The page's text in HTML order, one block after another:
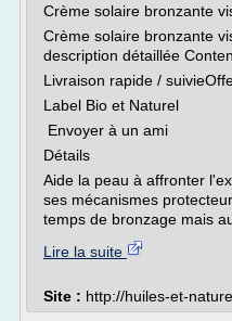
Crème solaire bronzante
Crème solaire bronzante
description détaillée
Livraison rapide /
Label Bio et Naturel
Envoyer à un ami
Détails
Aide la peau à affronter
ses mécanismes
temps de bronzage mais
Lire la suite
Site : http://huiles-et-